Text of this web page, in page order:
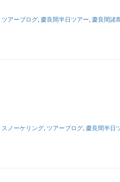
ツアーブログ, 慶良間半日ツアー, 慶良間諸
スノーケリング, ツアーブログ, 慶良間半日